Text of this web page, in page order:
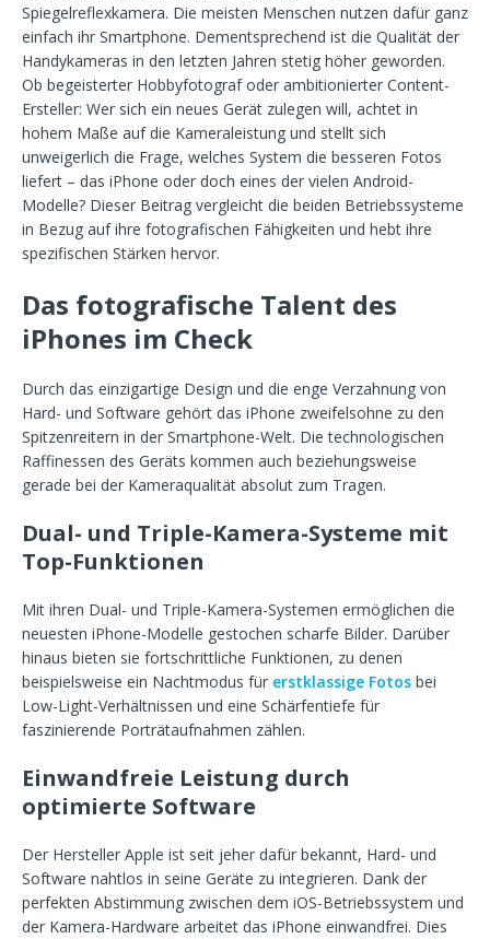
Spiegelreflexkamera. Die meisten Menschen nutzen dafür ganz
einfach ihr Smartphone. Dementsprechend ist die Qualität der
Handykameras in den letzten Jahren stetig höher geworden.
Ob begeisterter Hobbyfotograf oder ambitionierter Content-
Ersteller: Wer sich ein neues Gerät zulegen will, achtet in
hohem Maße auf die Kameraleistung und stellt sich
unweigerlich die Frage, welches System die besseren Fotos
liefert – das iPhone oder doch eines der vielen Android-
Modelle? Dieser Beitrag vergleicht die beiden Betriebssysteme
in Bezug auf ihre fotografischen Fähigkeiten und hebt ihre
spezifischen Stärken hervor.
Das fotografische Talent des
iPhones im Check
Durch das einzigartige Design und die enge Verzahnung von
Hard- und Software gehört das iPhone zweifelsohne zu den
Spitzenreitern in der Smartphone-Welt. Die technologischen
Raffinessen des Geräts kommen auch beziehungsweise
gerade bei der Kameraqualität absolut zum Tragen.
Dual- und Triple-Kamera-Systeme mit
Top-Funktionen
Mit ihren Dual- und Triple-Kamera-Systemen ermöglichen die
neuesten iPhone-Modelle gestochen scharfe Bilder. Darüber
hinaus bieten sie fortschrittliche Funktionen, zu denen
beispielsweise ein Nachtmodus für erstklassige Fotos bei
Low-Light-Verhältnissen und eine Schärfentiefe für
faszinierende Porträtaufnahmen zählen.
Einwandfreie Leistung durch
optimierte Software
Der Hersteller Apple ist seit jeher dafür bekannt, Hard- und
Software nahtlos in seine Geräte zu integrieren. Dank der
perfekten Abstimmung zwischen dem iOS-Betriebssystem und
der Kamera-Hardware arbeitet das iPhone einwandfrei. Dies